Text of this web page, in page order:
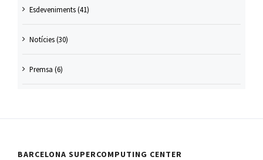
Esdeveniments (41)
Notícies (30)
Premsa (6)
BARCELONA SUPERCOMPUTING CENTER